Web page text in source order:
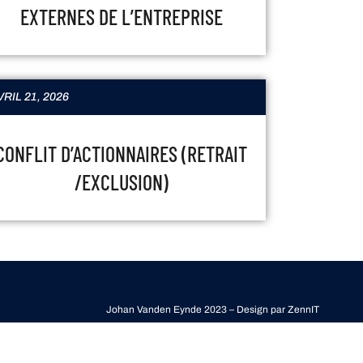
EXTERNES DE L’ENTREPRISE
21, 2026
D’ACTIONNAIRES (RETRAIT
/EXCLUSION)
Johan Vanden Eynde 2023 – Design parZennIT